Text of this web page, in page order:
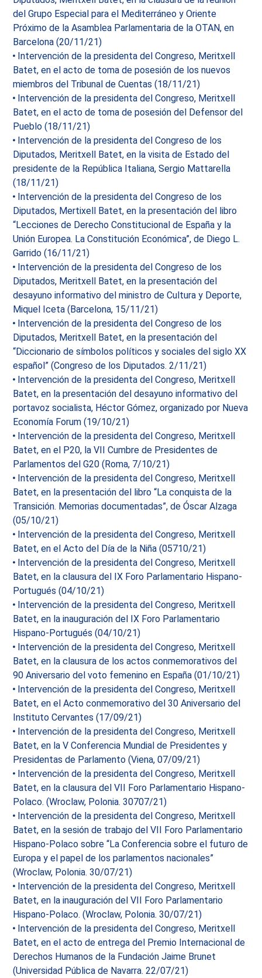
del Grupo Especial para el Mediterráneo y Oriente
Próximo de la Asamblea Parlamentaria de la OTAN, en
Barcelona (20/11/21)
Intervención de la presidenta del Congreso, Meritxell
Batet, en el acto de toma de posesión de los nuevos
miembros del Tribunal de Cuentas (18/11/21)
Intervención de la presidenta del Congreso, Meritxell
Batet, en el acto de toma de posesión del Defensor del
Pueblo (18/11/21)
Intervención de la presidenta del Congreso de los
Diputados, Meritxell Batet, en la visita de Estado del
presidente de la República Italiana, Sergio Mattarella
(18/11/21)
Intervención de la presidenta del Congreso de los
Diputados, Mertixell Batet, en la presentación del libro
“Lecciones de Derecho Constitucional de España y la
Unión Europea. La Constitución Económica”, de Diego L.
Garrido (16/11/21)
Intervención de la presidenta del Congreso de los
Diputados, Meritxell Batet, en la presentación del
desayuno informativo del ministro de Cultura y Deporte,
Miquel Iceta (Barcelona, 15/11/21)
Intervención de la presidenta del Congreso de los
Diputados, Meritxell Batet, en la presentación del
“Diccionario de símbolos políticos y sociales del siglo XX
español” (Congreso de los Diputados. 2/11/21)
Intervención de la presidenta del Congreso, Meritxell
Batet, en la presentación del desayuno informativo del
portavoz socialista, Héctor Gómez, organizado por Nueva
Economía Forum (19/10/21)
Intervención de la presidenta del Congreso, Meritxell
Batet, en el P20, la VII Cumbre de Presidentes de
Parlamentos del G20 (Roma, 7/10/21)
Intervención de la presidenta del Congreso, Meritxell
Batet, en la presentación del libro “La conquista de la
Transición. Memorias documentadas”, de Óscar Alzaga
(05/10/21)
Intervención de la presidenta del Congreso, Meritxell
Batet, en el Acto del Día de la Niña (05710/21)
Intervención de la presidenta del Congreso, Meritxell
Batet, en la clausura del IX Foro Parlamentario Hispano-
Portugués (04/10/21)
Intervención de la presidenta del Congreso, Meritxell
Batet, en la inauguración del IX Foro Parlamentario
Hispano-Portugués (04/10/21)
Intervención de la presidenta del Congreso, Meritxell
Batet, en la clausura de los actos conmemorativos del
90 Aniversario del voto femenino en España (01/10/21)
Intervención de la presidenta del Congreso, Meritxell
Batet, en el Acto conmemorativo del 30 Aniversario del
Instituto Cervantes (17/09/21)
Intervención de la presidenta del Congreso, Meritxell
Batet, en la V Conferencia Mundial de Presidentes y
Presidentas de Parlamento (Viena, 07/09/21)
Intervención de la presidenta del Congreso, Meritxell
Batet, en la clausura del VII Foro Parlamentario Hispano-
Polaco. (Wroclaw, Polonia. 30707/21)
Intervención de la presidenta del Congreso, Meritxell
Batet, en la sesión de trabajo del VII Foro Parlamentario
Hispano-Polaco sobre “La Conferencia sobre el futuro de
Europa y el papel de los parlamentos nacionales”
(Wroclaw, Polonia. 30/07/21)
Intervención de la presidenta del Congreso, Meritxell
Batet, en la inauguración del VII Foro Parlamentario
Hispano-Polaco. (Wroclaw, Polonia. 30/07/21)
Intervención de la presidenta del Congreso, Meritxell
Batet, en el acto de entrega del Premio Internacional de
Derechos Humanos de la Fundación Jaime Brunet
(Universidad Pública de Navarra. 22/07/21)